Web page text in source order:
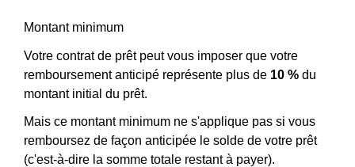
Montant minimum
Votre contrat de prêt peut vous imposer que votre
remboursement anticipé représente plus de 10 % du
montant initial du prêt.
Mais ce montant minimum ne s'applique pas si vous
remboursez de façon anticipée le solde de votre prêt
(c'est-à-dire la somme totale restant à payer).